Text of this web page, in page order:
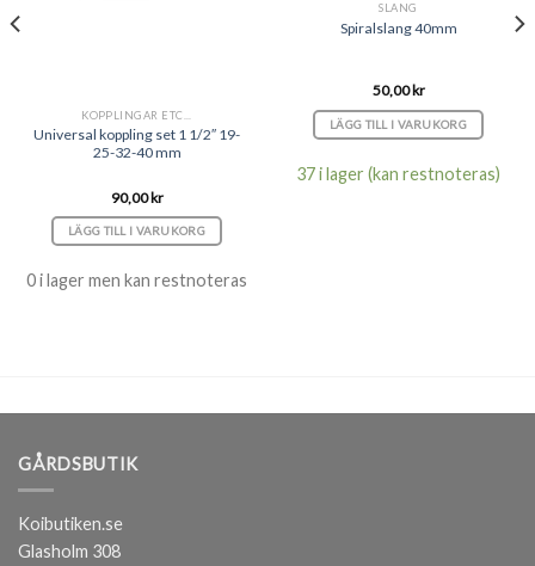
KOPPLINGAR ETC...
Universal koppling set 1 1/2″ 19-
25-32-40 mm
90,00kr
LÄGG TILL I VARUKORG
0 i lager men kan restnoteras
SLANG
Spiralslang 40mm
50,00kr
LÄGG TILL I VARUKORG
37 i lager (kan restnoteras)
GÅRDSBUTIK
Koibutiken.se
Glasholm 308